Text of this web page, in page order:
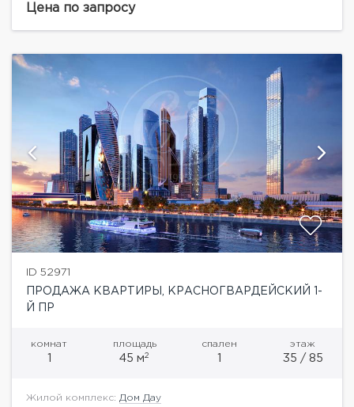
смотря на близость к кластеру «Москва-Сити», «Дом
Цена по запросу
ID 52971
ПРОДАЖА КВАРТИРЫ, КРАСНОГВАРДЕЙСКИЙ 1-
Й ПР
комнат
1
площадь
45 м2
спален
1
этаж
35 / 85
Жилой комплекс: Дом Дау